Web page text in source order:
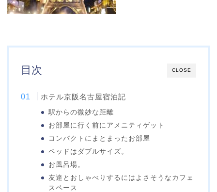
CLOSE
目次
ホテル京阪名古屋宿泊記
駅からの微妙な距離
お部屋に行く前にアメニティゲット
コンパクトにまとまったお部屋
ベッドはダブルサイズ。
お風呂場。
友達とおしゃべりするにはよさそうなカフェ
スペース